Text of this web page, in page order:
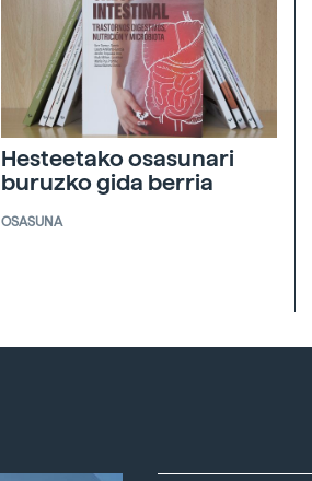
Hesteetako osasunari
buruzko gida berria
OSASUNA